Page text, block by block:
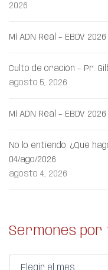
2026
Mi ADN Real – EBDV
Culto de oración – Pr.
agosto 5, 2026
Mi ADN Real – EBDV
No lo entiendo. ¿Qué
04/ago/2026
agosto 4, 2026
Sermones por